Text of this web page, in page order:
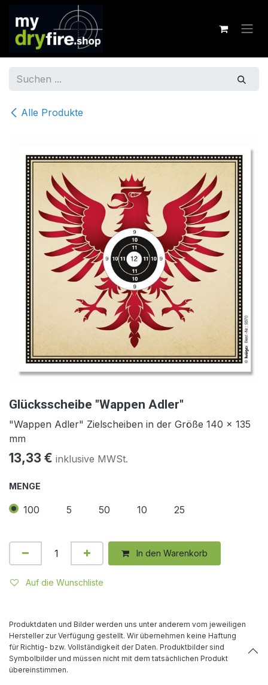
Alle Produkte
Glücksscheibe "Wappen Adler"
"Wappen Adler" Zielscheiben in der Größe 140 x 135
mm
13,33 € inklusive MWSt.
MENGE
100 5 50 10 25
In den Warenkorb
Auf die Wunschliste
Produktdaten und Bilder werden uns unter anderem vom jeweiligen
Hersteller zur Verfügung gestellt. Wir übernehmen keine Haftung
für Richtig- bzw. Vollständigkeit der Daten. Produktbilder sind
Symbolbilder und müssen nicht mit dem tatsächlichen Produkt
übereinstimmen.